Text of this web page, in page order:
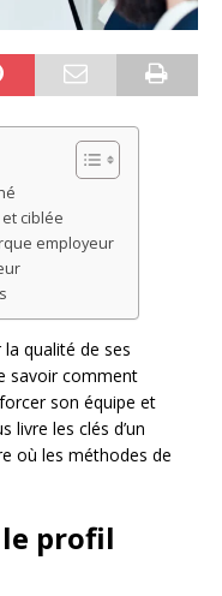
ciblée
employeur
la qualité de ses
savoir comment
son équipe et
livre les clés d’un
où les méthodes de
profil